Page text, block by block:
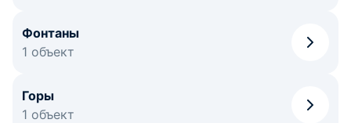
Фонтаны
1 объект
Горы
1 объект